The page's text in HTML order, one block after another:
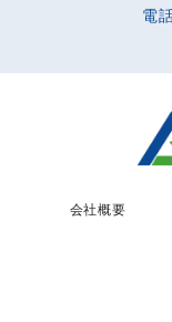
電
会社概要